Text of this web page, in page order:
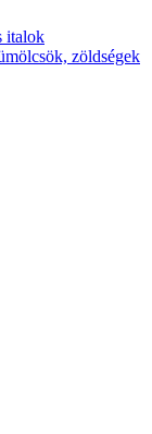
italok
zöldségek